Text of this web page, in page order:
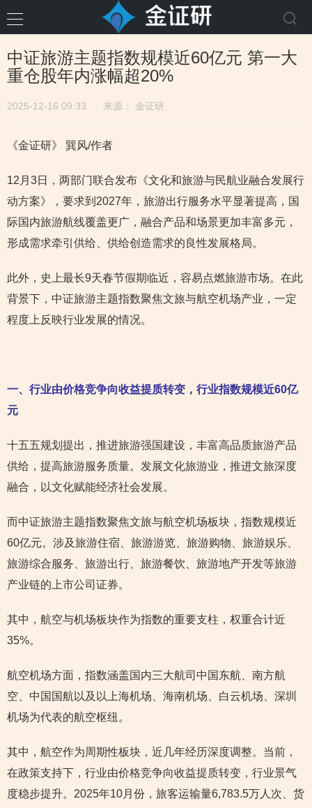
中证旅游主题指数规模近60亿元 第一大
重仓股年内涨幅超20%
2025-12-16 09:33 来源： 金证研
《金证研》 巽风/作者
12月3日，两部门联合发布《文化和旅游与民航业融合发展行
动方案》，要求到2027年，旅游出行服务水平显著提高，国
际国内旅游航线覆盖更广，融合产品和场景更加丰富多元，
形成需求牵引供给、供给创造需求的良性发展格局。
此外，史上最长9天春节假期临近，容易点燃旅游市场。在此
背景下，中证旅游主题指数聚焦文旅与航空机场产业，一定
程度上反映行业发展的情况。
一、行业由价格竞争向收益提质转变，行业指数规模近60亿
元
十五五规划提出，推进旅游强国建设，丰富高品质旅游产品
供给，提高旅游服务质量。发展文化旅游业，推进文旅深度
融合，以文化赋能经济社会发展。
而中证旅游主题指数聚焦文旅与航空机场板块，指数规模近
60亿元。涉及旅游住宿、旅游游览、旅游购物、旅游娱乐、
旅游综合服务、旅游出行、旅游餐饮、旅游地产开发等旅游
产业链的上市公司证券。
其中，航空与机场板块作为指数的重要支柱，权重合计近
35%。
航空机场方面，指数涵盖国内三大航司中国东航、南方航
空、中国国航以及以上海机场、海南机场、白云机场、深圳
机场为代表的航空枢纽。
其中，航空作为周期性板块，近几年经历深度调整。当前，
在政策支持下，行业由价格竞争向收益提质转变，行业景气
度稳步提升。2025年10月份，旅客运输量6,783.5万人次、货